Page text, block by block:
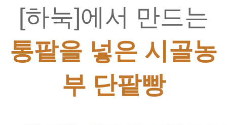
[하눅]에서 만드는
통팥을 넣은 시골농
부 단팥빵